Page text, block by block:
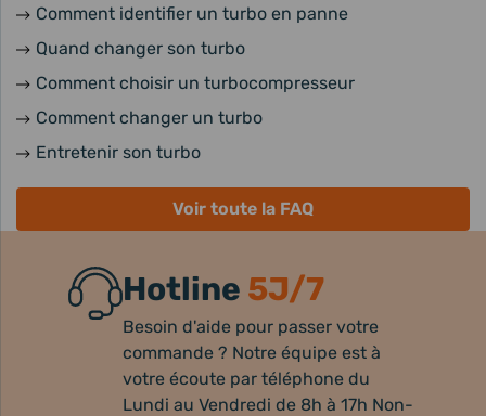
Comment identifier un turbo en panne
Quand changer son turbo
Comment choisir un turbocompresseur
Comment changer un turbo
Entretenir son turbo
Voir toute la FAQ
Hotline 5J/7
Besoin d'aide pour passer votre
commande ? Notre équipe est à
votre écoute par téléphone du
Lundi au Vendredi de 8h à 17h Non-